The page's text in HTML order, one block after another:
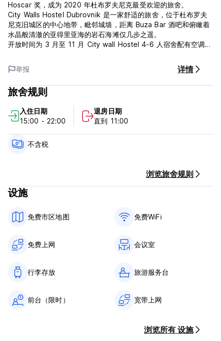
Hoscar 奖，成为 2020 年杜布罗夫尼克最受欢迎的旅舍。
City Walls Hostel Dubrovnik 是一家舒适的旅舍，位于杜布罗夫
尼克旧城区的中心地带，毗邻城墙，距离 Buza Bar 酒吧和俯瞰着
水晶般清澈的亚得里亚海的岩石海滩仅几步之遥。
开放时间为 3 月至 11 月 City wall Hostel 4-6 人宿舍配有空调、
柜。
一楼的公共区域设有设备齐全的厨房，是会见其他旅客的理想场
所。每天早晨您可以在那里享用基本的自助早餐，无需额外付费。
友好的接待人员很乐意为您提供有关在杜布罗夫尼克可以做什么以
趣。
我们可以安排多种活动来提升您在杜布罗夫尼克的住宿体验，例如
《权力的游戏》和《星球大战》之旅、皮划艇、越野车游猎、不同
税为每人每晚 2.65 欧元。全年剩余时间为 1.86 欧元。
如果您计划在晚上9:00 PM之后抵达，请提前告知旅舍工作人员
(Auto-translated from original language)
举报 详情
旅舍规则
入住日期
15:00 - 22:00
退房日期
直到 11:00
不含税
浏览旅舍规则
设施
免费市区地图 免费WiFi
免费上网 会议室
行李存放 旅游服务台
前台（限时） 宽带上网
浏览所有 设施